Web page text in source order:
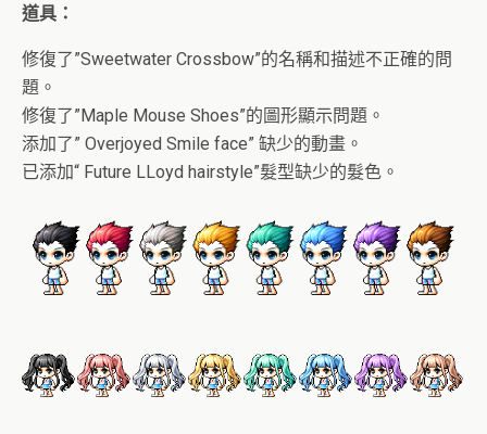
道具：
修復了”Sweetwater Crossbow”的名稱和描述不正確的問
題。
修復了”Maple Mouse Shoes”的圖形顯示問題。
添加了” Overjoyed Smile face” 缺少的動畫。
已添加“ Future LLoyd hairstyle”髮型缺少的髮色。